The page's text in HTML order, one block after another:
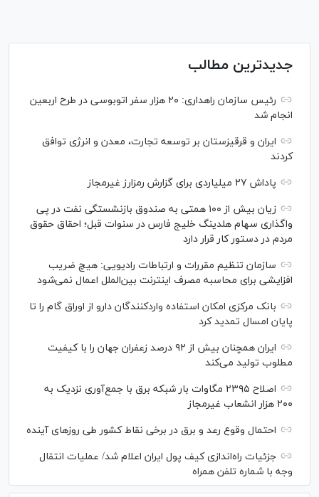
جدیدترین مطالب
رئیس سازمان راهداری: ۲۰ هزار سفر اتوبوسی در طرح اربعین
انجام شد
ایران و قرقیزستان بر توسعه تجارت، معدن و انرژی توافق
کردند
پاداش ۲۷ میلیاردی برای گزارش رمزارز غیرمجاز
زیان بیش از ۱۰۰ همتی به صندوق بازنشستگی نفت در پی
واگذاری سهام هلدینگ خلیج فارس در سنوات قبل؛ احقاق حقوق
مردم در دستور کار قرار دارد
سازمان تنظیم مقررات و ارتباطات رادیویی: هیچ ضریب
افزایشی برای محاسبه مصرف اینترنت بین‌الملل اعمال نمی‌شود
بانک مرکزی امکان استفاده واردکنندگان دارو از اوراق گام را تا
پایان امسال تمدید کرد
ایران همچنان بیش از ۹۲ درصد زعفران جهان را با کیفیت
مطلوب تولید می‌کند
اصلاح ۲۳۹۵ مگاوات بار شبکه برق با جمع‌آوری نزدیک به
۲۰۰ هزار انشعاب غیرمجاز
احتمال وقوع رعد و برق در برخی نقاط کشور طی روز‌های آینده
جزئیات راه‌اندازی کیف پول ایران اعلام شد/ عملیات انتقال
وجه با شماره تلفن همراه